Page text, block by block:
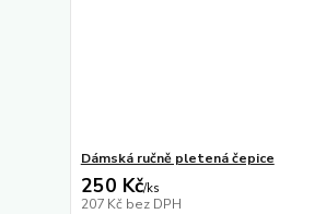
Dámská ručně pletená čepice
250 Kč/ks
207 Kč bez DPH